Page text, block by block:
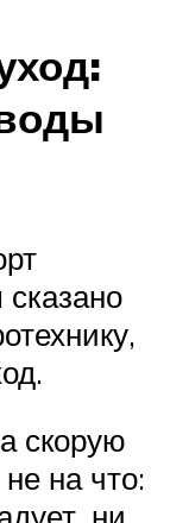
скорую
на что: